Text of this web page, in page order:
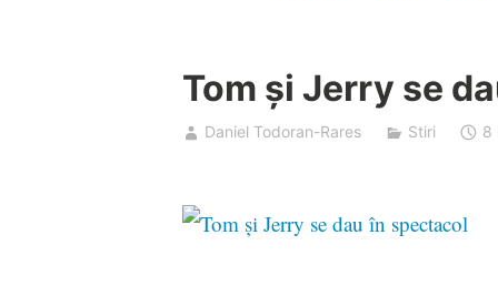
Tom și Jerry se
Daniel Todoran-Rares Stiri 8